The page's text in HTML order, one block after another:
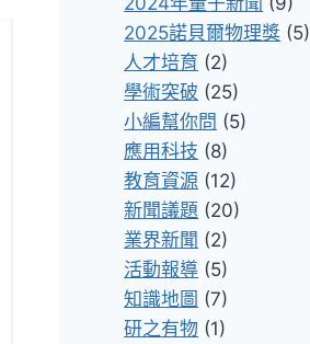
2025諾貝爾物理獎 (5)
人才培育 (2)
學術突破 (25)
小編幫你問 (5)
應用科技 (8)
教育資源 (12)
新聞議題 (20)
業界新聞 (2)
活動報導 (5)
知識地圖 (7)
研之有物 (1)